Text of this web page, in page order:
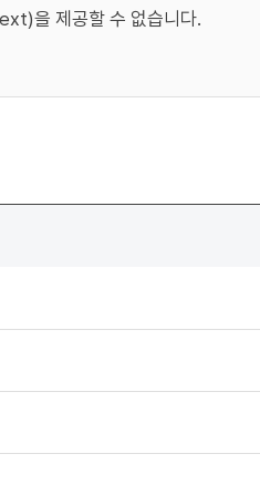
을 제공할 수 없습니다.